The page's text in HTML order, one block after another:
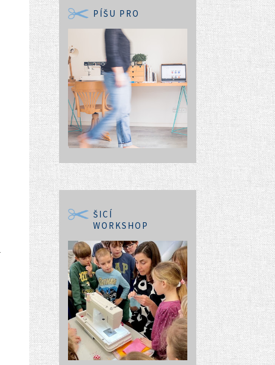
PÍŠU PRO
ŠICÍ
WORKSHOP